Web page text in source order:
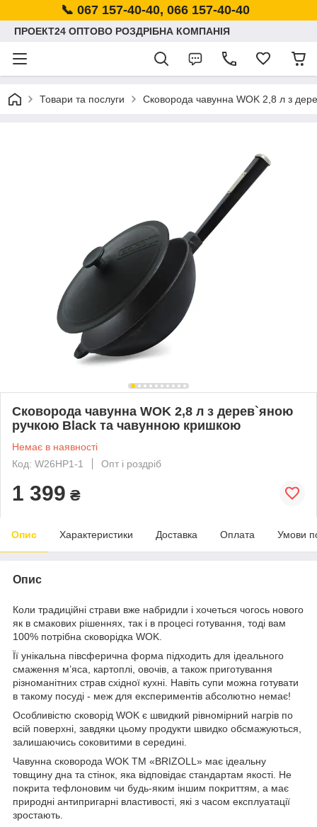
📞 067 157-40-40, 066 157-40-40
ПРОЕКТ24 ОПТОВО РОЗДРІБНА КОМПАНІЯ
Товари та послуги Сковорода чавунна WOK 2,8 л з
Сковорода чавунна WOK 2,8 л з дерев`яною
ручкою Black та чавунною кришкою
Немає в наявності
Код: W26HP1-1
Опт і роздріб
1 399 ₴
Опис Характеристики Доставка Оплата Умови
Опис
Коли традиційні страви вже набридли і хочеться чогось нового
як в смакових рішеннях, так і в процесі готування, тоді вам
100% потрібна сковорідка WOK.
Її унікальна півсферична форма підходить для ідеального
смаження м’яса, картоплі, овочів, а також приготування
різноманітних страв східної кухні. Навіть супи можна готувати
в такому посуді - меж для експериментів абсолютно немає!
Особливістю сковорід WOK є швидкий рівномірний нагрів по
всій поверхні, завдяки цьому продукти швидко обсмажуються,
залишаючись соковитими в середині.
Чавунна сковорода WOK ТМ «BRIZOLL» має ідеальну
товщину дна та стінок, яка відповідає стандартам якості. Не
покрита тефлоновим чи будь-яким іншим покриттям, а має
природні антипригарні властивості, які з часом експлуатації
зростають.